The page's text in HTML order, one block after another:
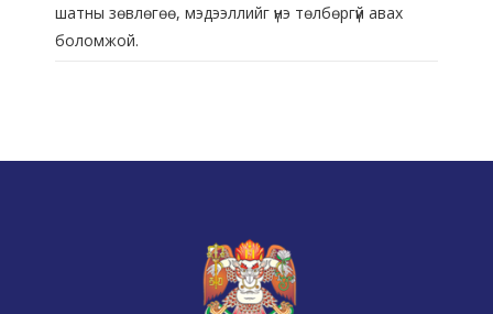
шатны зөвлөгөө, мэдээллийг үнэ төлбөргүй авах
боломжой.